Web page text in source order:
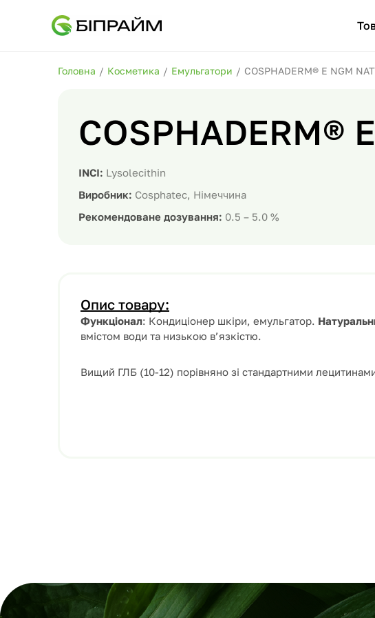
Головна / Косметика / Емульгатори / COSPHADERM® E NGM
COSPHADERM®
INCI: Lysolecithin
Виробник: Cosphatec, Німеччина
Рекомендоване дозування: 0.5 – 5.0 %
Опис товару:
Функціонал: Кондиціонер шкіри, емульгатор.
вмістом води та низькою в’язкістю.
Вищий ГЛБ (10-12) порівняно зі стандартними